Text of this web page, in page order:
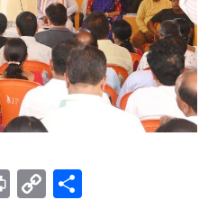
PrintCopy